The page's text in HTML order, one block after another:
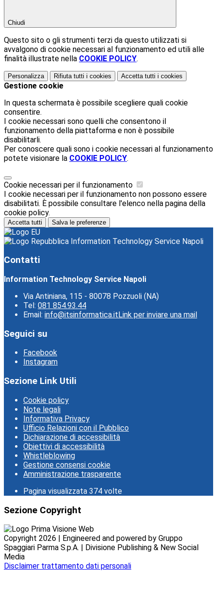
Chiudi
Questo sito o gli strumenti terzi da questo utilizzati si
avvalgono di cookie necessari al funzionamento ed utili alle
finalità illustrate nella COOKIE POLICY.
Personalizza Rifiuta tutti i cookies Accetta tutti i cookies
Gestione cookie
In questa schermata è possibile scegliere quali cookie
consentire.
I cookie necessari sono quelli che consentono il
funzionamento della piattaforma e non è possibile
disabilitarli.
Per conoscere quali sono i cookie necessari al funzionamento
potete visionare la COOKIE POLICY.
Cookie necessari per il funzionamento
I cookie necessari per il funzionamento non possono essere
disabilitati. È possibile consultare l'elenco nella pagina della
cookie policy.
Accetta tutti Salva le preferenze
Information Technology Service Napoli
Contatti
Information Technology Service Napoli
Via Antiniana, 115 - 80078 Pozzuoli (NA)
Tel: 081 854.93.44
Email: info@itsinformatica.itLink per inviare una mail
Seguici su
Facebook
Instagram
Sezione Link Utili
Cookie policy
Note legali
Informativa Privacy
Ufficio Relazioni con il Pubblico
Dichiarazione di accessibilità
Obiettivi di accessibilità
Whistleblowing
Gestione consensi cookie
Amministrazione trasparente
Pagina visualizzata 374 volte
Sezione Copyright
Copyright 2026 | Engineered and powered by Gruppo
Spaggiari Parma S.p.A. | Divisione Publishing & New Social
Media
Disclaimer trattamento dati personali